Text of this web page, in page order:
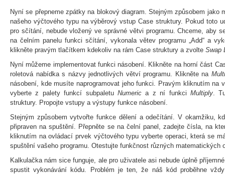
Nyní se přepneme zpátky na blokový diagram. Stejným způsobem jako
našeho výčtového typu na výběrový vstup Case struktury. Pokud toto
pro sčítání, nebude vložený ve správné větvi programu. Chceme, aby
na čelním panelu funkci sčítání, vykonala větev programu „Add“ a
klikněte pravým tlačítkem kdekoliv na rám Case struktury a zvolte Swap
Nyní můžeme implementovat funkci násobení. Klikněte na horní část
roletová nabídka s názvy jednotlivých větví programu. Klikněte na
násobení, kde musíte naprogramovat jeho funkci. Pravým kliknutím na
vyberte z palety funkcí subpaletu Numerica z ní funkciMultiply .
struktury. Propojte vstupy a výstupy funkce násobení.
Stejným způsobem vytvořte funkce dělení a odečítání. V okamžiku,
připraven na spuštění. Přepněte se na čelní panel, zadejte čísla, na
kliknutím na ovládací prvek výčtového typu vyberte operaci, která se
spuštění vašeho programu. Otestujte funkčnost různých matematických
Kalkulačka nám sice funguje, ale pro uživatele asi nebude úplně
spustit vykonávání kódu. Problém je ten, že náš kód proběhne